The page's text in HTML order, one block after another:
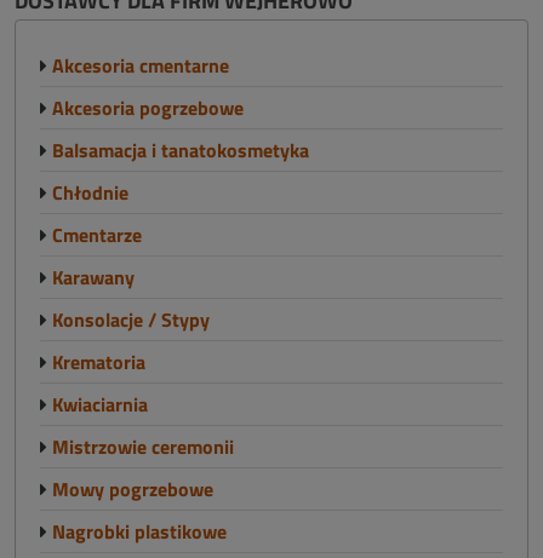
Akcesoria cmentarne
Akcesoria pogrzebowe
Balsamacja i tanatokosmetyka
Chłodnie
Cmentarze
Karawany
Konsolacje / Stypy
Krematoria
Kwiaciarnia
Mistrzowie ceremonii
Mowy pogrzebowe
Nagrobki plastikowe